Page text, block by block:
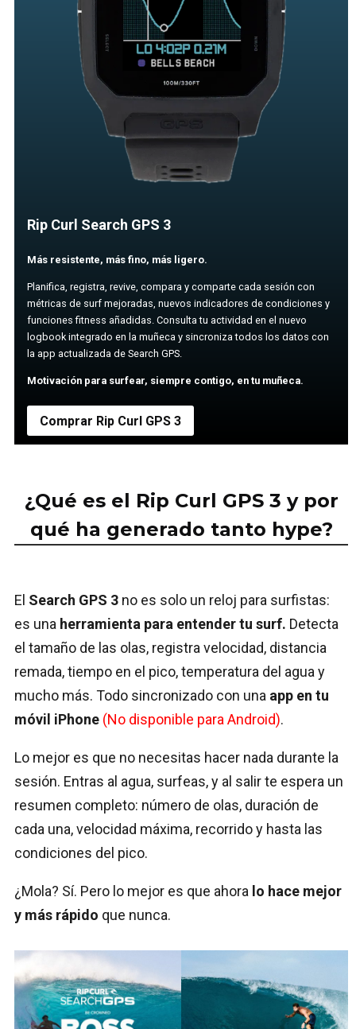
Rip Curl Search GPS 3
Más resistente, más fino, más ligero.
Planifica, registra, revive, compara y comparte cada sesión con
métricas de surf mejoradas, nuevos indicadores de condiciones y
funciones fitness añadidas. Consulta tu actividad en el nuevo
logbook integrado en la muñeca y sincroniza todos los datos con
la app actualizada de Search GPS.
Motivación para surfear, siempre contigo, en tu muñeca.
Comprar Rip Curl GPS 3
¿Qué es el Rip Curl GPS 3 y por
qué ha generado tanto hype?
El Search GPS 3 no es solo un reloj para surfistas:
es una herramienta para entender tu surf. Detecta
el tamaño de las olas, registra velocidad, distancia
remada, tiempo en el pico, temperatura del agua y
mucho más. Todo sincronizado con una app en tu
móvil iPhone (No disponible para Android).
Lo mejor es que no necesitas hacer nada durante la
sesión. Entras al agua, surfeas, y al salir te espera un
resumen completo: número de olas, duración de
cada una, velocidad máxima, recorrido y hasta las
condiciones del pico.
¿Mola? Sí. Pero lo mejor es que ahora lo hace mejor
y más rápido que nunca.